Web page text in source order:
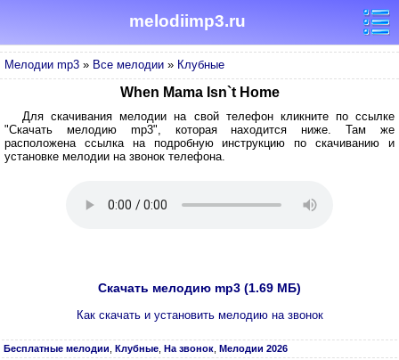
melodiimp3.ru
Мелодии mp3 » Все мелодии » Клубные
When Mama Isn`t Home
Для скачивания мелодии на свой телефон кликните по ссылке
"Скачать мелодию mp3", которая находится ниже. Там же
расположена ссылка на подробную инструкцию по скачиванию и
установке мелодии на звонок телефона.
Скачать мелодию mp3 (1.69 МБ)
Как скачать и установить мелодию на звонок
Бесплатные мелодии Клубные На звонок Мелодии 2026